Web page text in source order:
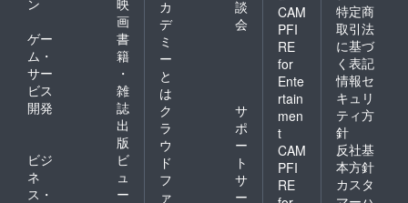
画
ゲー
ム・
サー
ビス
開発
書
籍
・
雑
誌
出
版
ビジ
ネ
ス・
ビ
ュ
ー
カ
デ
ミ
ー
と
は
談
会
ク
ラ
ウ
ド
フ
ァ
サ
ポ
ー
ト
サ
ー
CAM
PFI
RE
for
Ente
rtain
men
t
CAM
PFI
RE
特定商
取引法
に基づ
く表記
情報セ
キュリ
ティ方
針
反社基
本方針
カスタ